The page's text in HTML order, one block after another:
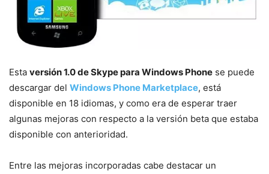
Esta versión 1.0 de Skype para Windows Phone se puede
descargar del Windows Phone Marketplace, está
disponible en 18 idiomas, y como era de esperar traer
algunas mejoras con respecto a la versión beta que estaba
disponible con anterioridad.
Entre las mejoras incorporadas cabe destacar un